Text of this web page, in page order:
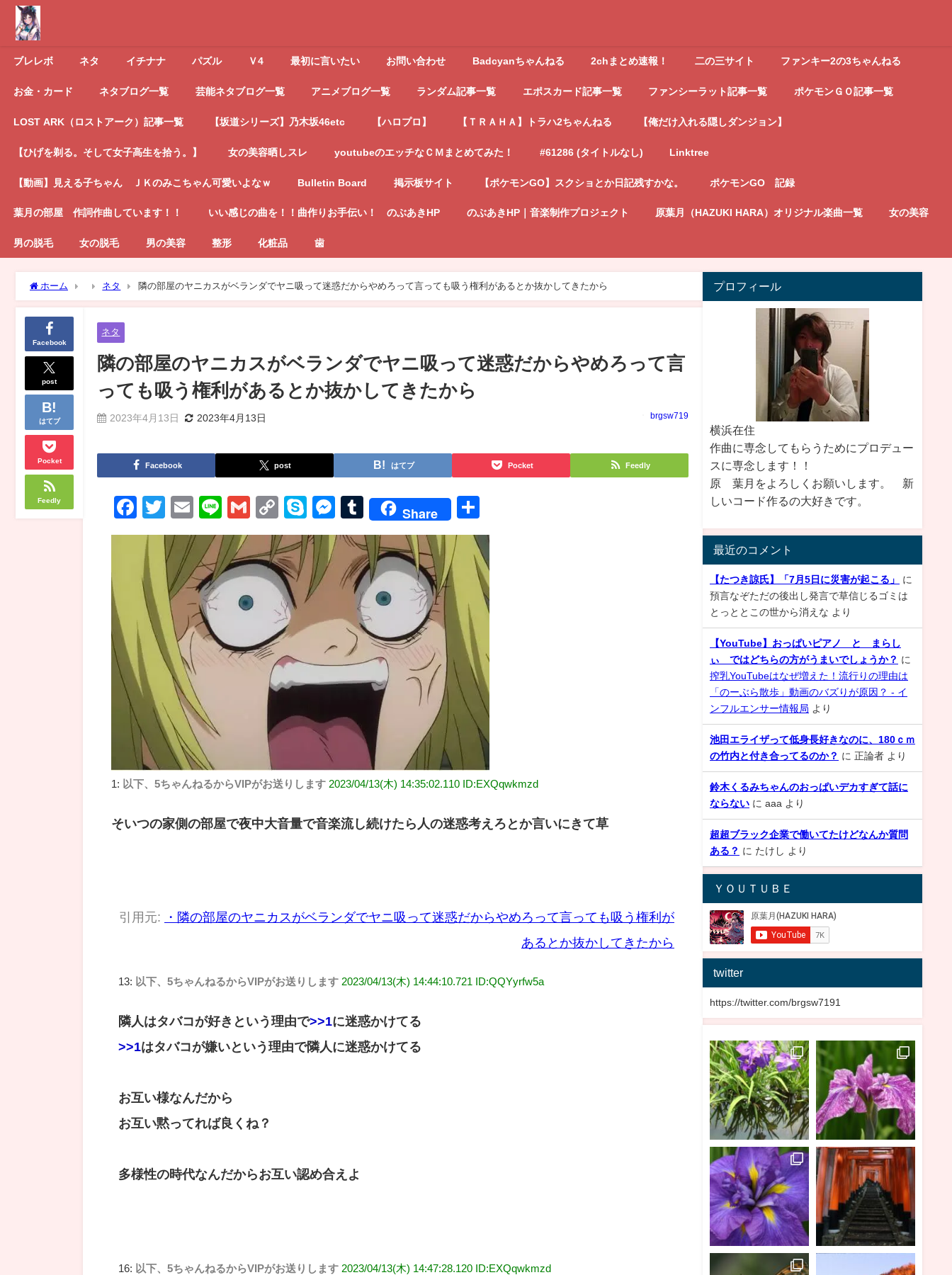
ブレレボ ネタ イチナナ パズル Ｖ4 最初に言いたい お問い合わせ Badcyanちゃんねる 2chまとめ速報！ 二の三サイト ファンキー2の3ちゃんねる
お金・カード ネタブログ一覧 芸能ネタブログ一覧 アニメブログ一覧 ランダム記事一覧 エポスカード記事一覧 ファンシーラット記事一覧 ポケモンＧＯ記事一覧
LOST ARK（ロストアーク）記事一覧 【坂道シリーズ】乃木坂46etc 【ハロプロ】 【ＴＲＡＨＡ】トラハ2ちゃんねる 【俺だけ入れる隠しダンジョン】
【ひげを剃る。そして女子高生を拾う。】 女の美容晒しスレ youtubeのエッチなＣＭまとめてみた！ #61286 (タイトルなし) Linktree
【動画】見える子ちゃん ＪＫのみこちゃん可愛いよなｗ Bulletin Board 掲示板サイト 【ポケモンGO】スクショとか日記残すかな。 ポケモンGO 記録
葉月の部屋 作詞作曲しています！！ いい感じの曲を！！曲作りお手伝い！ のぶあきHP のぶあきHP｜音楽制作プロジェクト 原葉月（HAZUKI HARA）オリジナル楽曲一覧 女の美容
男の脱毛 女の脱毛 男の美容 整形 化粧品 歯
ホーム ネタ 隣の部屋のヤニカスがベランダでヤニ吸って迷惑だからやめろって言っても吸う権利があるとか抜かしてきたから
Facebook
post
はてブ
Pocket
Feedly
ネタ
隣の部屋のヤニカスがベランダでヤニ吸って迷惑だからやめろって言
っても吸う権利があるとか抜かしてきたから
2023年4月13日 2023年4月13日 brgsw719
Facebook post はてブ Pocket Feedly
Facebook
Twitter
EmailLineGmailCopy
Link
SkypeMessenger
Tumblr
Share
有
1: 以下、5ちゃんねるからVIPがお送りします 2023/04/13(木) 14:35:02.110 ID:EXQqwkmzd
そいつの家側の部屋で夜中大音量で音楽流し続けたら人の迷惑考えろとか言いにきて草
引用元:
・隣の部屋のヤニカスがベランダでヤニ吸って迷惑だからやめろって言っても吸う権利が
あるとか抜かしてきたから
13: 以下、5ちゃんねるからVIPがお送りします 2023/04/13(木) 14:44:10.721 ID:QQYyrfw5a
隣人はタバコが好きという理由で>>1に迷惑かけてる
>>1はタバコが嫌いという理由で隣人に迷惑かけてる
お互い様なんだから
お互い黙ってれば良くね？
多様性の時代なんだからお互い認め合えよ
16: 以下、5ちゃんねるからVIPがお送りします 2023/04/13(木) 14:47:28.120 ID:EXQqwkmzd
プロフィール
横浜在住
作曲に専念してもらうためにプロデュー
スに専念します！！
原 葉月をよろしくお願いします。 新
しいコード作るの大好きです。
最近のコメント
【たつき諒氏】「7月5日に災害が起こる」
に
預言なぞただの後出し発言で草信じるゴミは
とっととこの世から消えな より
【YouTube】おっぱいピアノ と まらし
ぃ ではどちらの方がうまいでしょうか？ に
搾乳YouTubeはなぜ増えた！流行りの理由は
「のーぶら散歩」動画のバズりが原因？ - イ
ンフルエンサー情報局 より
池田エライザって低身長好きなのに、180ｃｍ
の竹内と付き合ってるのか？ に 正論者 より
鈴木くるみちゃんのおっぱいデカすぎて話に
ならない に aaa より
超超ブラック企業で働いてたけどなんか質問
ある？ に たけし より
ＹＯＵＴＵＢＥ
twitter
https://twitter.com/brgsw7191